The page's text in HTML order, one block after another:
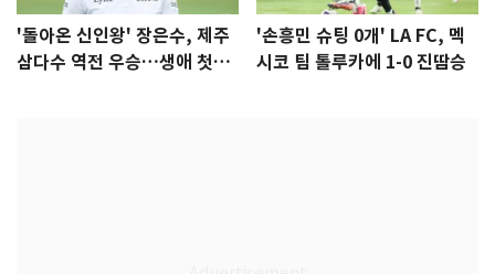
'돌아온 신인왕' 장은수, 제주
삼다수 역전 우승…생애 첫승
'손흥민 슈팅 0개' LA FC, 멕
시코 팀 톨루카에 1-0 진땀승